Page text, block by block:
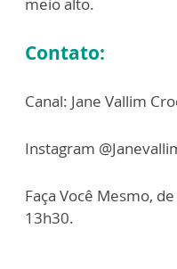
Contato:
Canal: Jane Vallim
Instagram
Faça Você Mesmo,
13h30.